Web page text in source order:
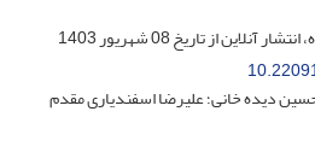
آنلاین از تاریخ08 شهریور 1403
دیده خانی؛ علیرضا اسفندیاری مقدم